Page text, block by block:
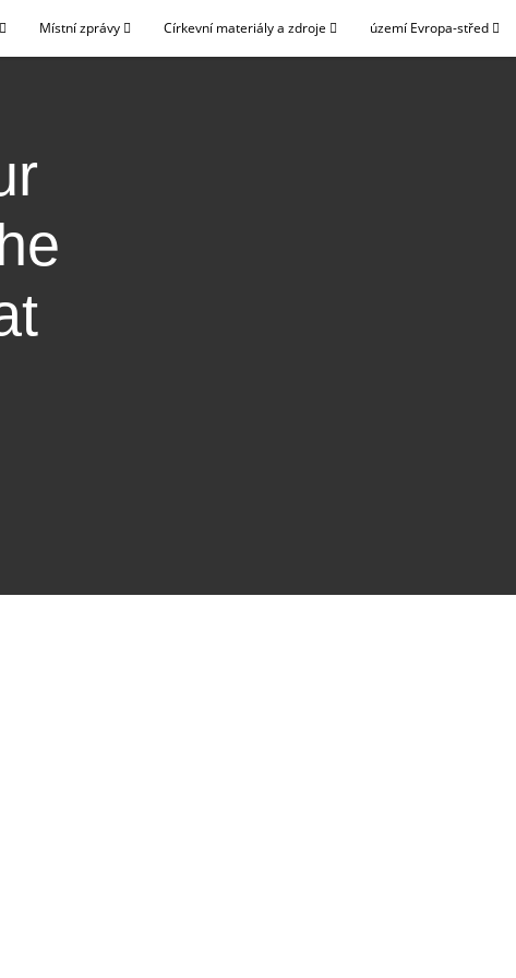
Místní zprávy Církevní materiály a zdroje území Evropa-střed